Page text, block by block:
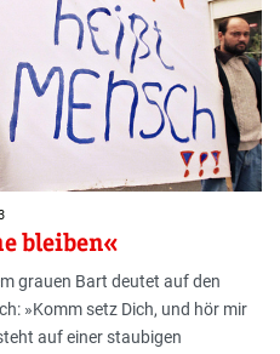
bleiben«
grauen Bart deutet auf den
»Komm setz Dich, und hör mir
auf einer staubigen